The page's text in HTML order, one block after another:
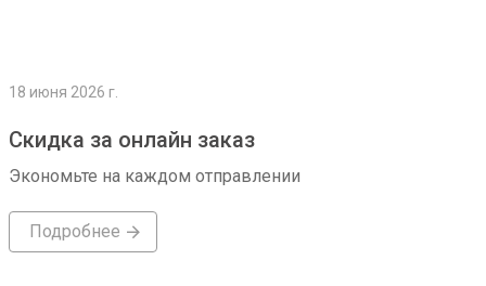
18 июня 2026 г.
Скидка за онлайн заказ
Экономьте на каждом отправлении
Подробнее